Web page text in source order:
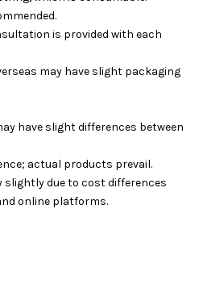
is provided with each
may have slight packaging
have slight differences between
actual products prevail.
slightly due to cost differences
online platforms.